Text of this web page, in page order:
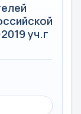
уч.г